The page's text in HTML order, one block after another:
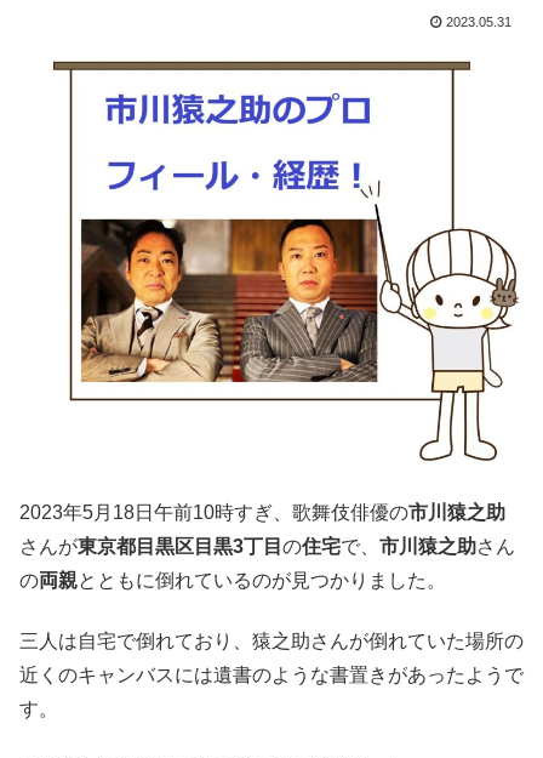
2023.05.31
2023年5月18日午前10時すぎ、歌舞伎俳優の市川猿之助
さんが東京都目黒区目黒3丁目 の住宅で、 市川猿之助さん
の両親とともに倒れているのが見つかりました。
三人は自宅で倒れており、猿之助さんが倒れていた場所の
近くのキャンバスには遺書のような書置きがあったようで
す。